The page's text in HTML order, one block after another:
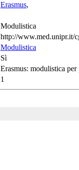
Erasmus,
Modulistica
http://www.med.unipr.it/
Modulistica
Sì
Erasmus: modulistica
1